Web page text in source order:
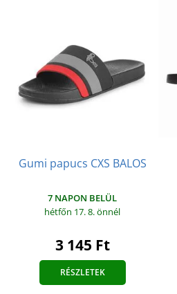
Gumi papucs CXS BALOS
7 NAPON BELÜL
hétfőn 17. 8.önnél
3 145 Ft
RÉSZLETEK